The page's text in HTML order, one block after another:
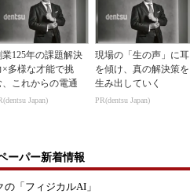
業125年の課題解決
×多様な才能で挑
、これからの電通
Japan)
現場の「生の声」に耳
を傾け、真の解決策を
生み出していく
PR(dentsu Japan)
ーパー新着情報
「フィジカルAI」